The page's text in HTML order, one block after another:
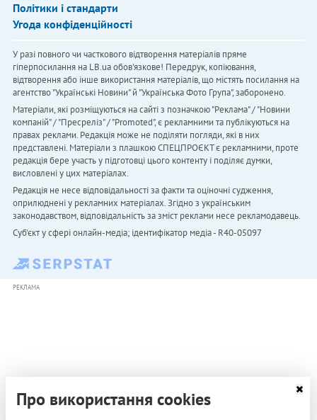
Політики і стандарти
Угода конфіденційності
У разі повного чи часткового відтворення матеріалів пряме
гіперпосилання на LB.ua обов'язкове! Передрук, копіювання,
відтворення або інше використання матеріалів, що містять посилання на
агентство "Українськi Новини" й "Українська Фото Група", заборонено.
Матеріали, які розміщуються на сайті з позначкою "Реклама" / "Новини
компаній" / "Пресреліз" / "Promoted", є рекламними та публікуються на
правах реклами. Редакція може не поділяти погляди, які в них
представлені. Матеріали з плашкою СПЕЦПРОЄКТ є рекламними, проте
редакція бере участь у підготовці цього контенту і поділяє думки,
висловлені у цих матеріалах.
Редакція не несе відповідальності за факти та оціночні судження,
оприлюднені у рекламних матеріалах. Згідно з українським
законодавством, відповідальність за зміст реклами несе рекламодавець.
Cуб'єкт у сфері онлайн-медіа; ідентифікатор медіа - R40-05097
РЕКЛАМА
Про використання cookies